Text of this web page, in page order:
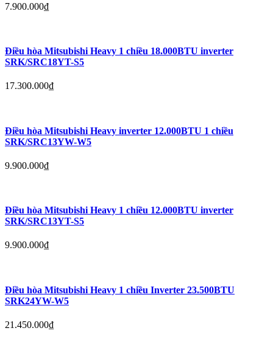
7.900.000₫
Điều hòa Mitsubishi Heavy 1 chiều 18.000BTU inverter
SRK/SRC18YT-S5
17.300.000₫
Điều hòa Mitsubishi Heavy inverter 12.000BTU 1 chiều
SRK/SRC13YW-W5
9.900.000₫
Điều hòa Mitsubishi Heavy 1 chiều 12.000BTU inverter
SRK/SRC13YT-S5
9.900.000₫
Điều hòa Mitsubishi Heavy 1 chiều Inverter 23.500BTU
SRK24YW-W5
21.450.000₫